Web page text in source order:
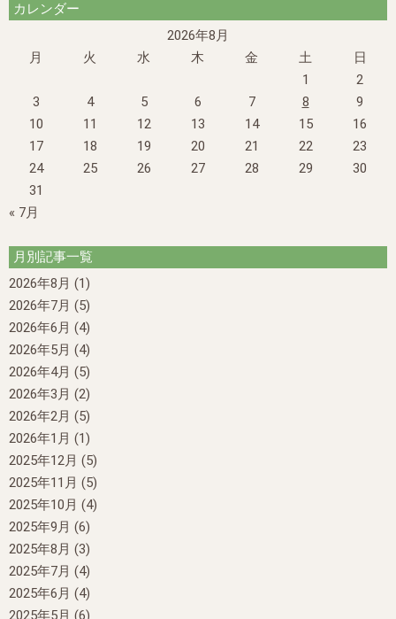
カレンダー
2026年8月
月
火 水 木 金 土
日
1
2
3
4 5 6 7 8
9
10
11 12 13 14 15
16
17
18 19 20 21 22
23
24
25 26 27 28 29
30
31
« 7月
月別記事一覧
2026年8月 (1)
2026年7月 (5)
2026年6月 (4)
2026年5月 (4)
2026年4月 (5)
2026年3月 (2)
2026年2月 (5)
2026年1月 (1)
2025年12月 (5)
2025年11月 (5)
2025年10月 (4)
2025年9月 (6)
2025年8月 (3)
2025年7月 (4)
2025年6月 (4)
2025年5月 (6)